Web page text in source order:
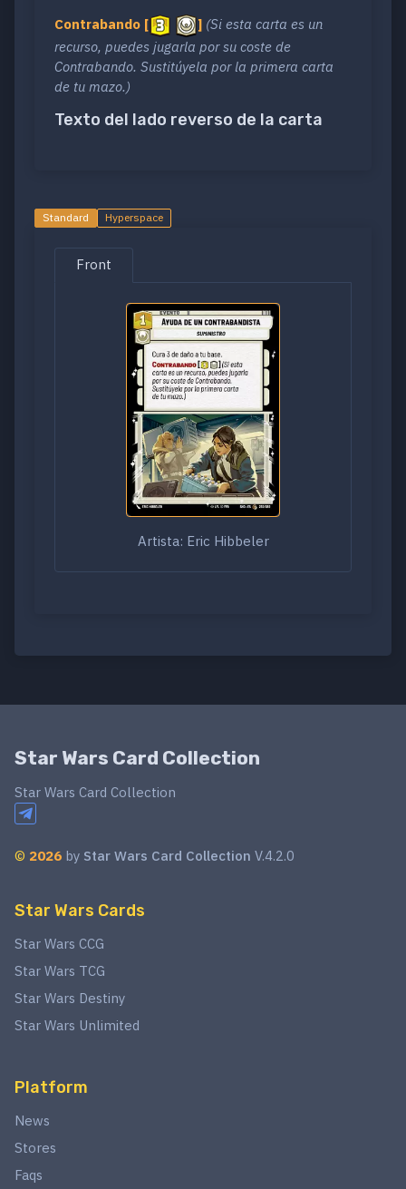
Contrabando [ ] (Si esta carta es un
recurso, puedes jugarla por su coste de
Contrabando. Sustitúyela por la primera carta
de tu mazo.)
Texto del lado reverso de la carta
Standard Hyperspace
Front
Artista: Eric Hibbeler
Star Wars Card Collection
Star Wars Card Collection
© 2026 by Star Wars Card Collection V.4.2.0
Star Wars Cards
Star Wars CCG
Star Wars TCG
Star Wars Destiny
Star Wars Unlimited
Platform
News
Stores
Faqs